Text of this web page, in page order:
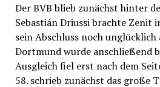
Der BVB blieb zunächst hinter
Sebastián Driussi brachte Zenit
sein Abschluss noch
Dortmund wurde anschließend
Ausgleich fiel erst nach dem
58. schrieb zunächst das große